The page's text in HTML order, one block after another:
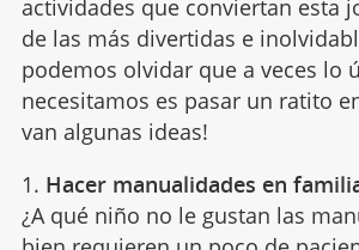
actividades que conviertan esta
de las más divertidas e
podemos olvidar que a veces lo
necesitamos es pasar un ratito
van algunas ideas!
1. Hacer manualidades en
¿A qué niño no le gustan las